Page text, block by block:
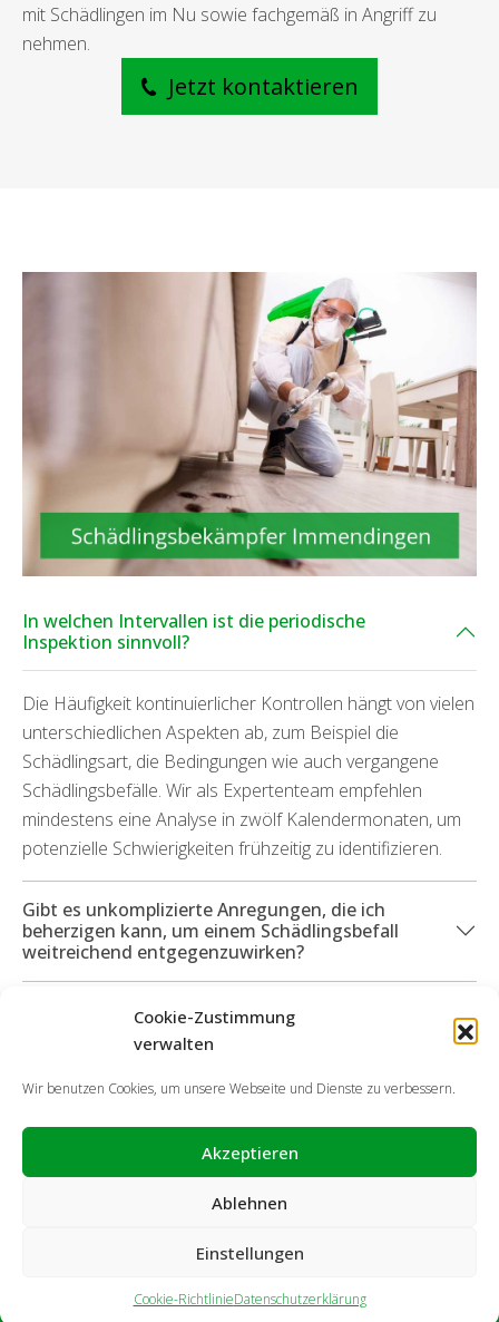
Cookie-Zustimmung
verwalten
Wir benutzen Cookies, um unsere Webseite und Dienste zu verbessern.
Akzeptieren
Ablehnen
Einstellungen
Cookie-RichtlinieDatenschutzerklärung
mit Schädlingen im Nu sowie fachgemäß in Angriff zu
nehmen.
Jetzt kontaktieren
In welchen Intervallen ist die periodische
Inspektion sinnvoll?
Die Häufigkeit kontinuierlicher Kontrollen hängt von vielen
unterschiedlichen Aspekten ab, zum Beispiel die
Schädlingsart, die Bedingungen wie auch vergangene
Schädlingsbefälle. Wir als Expertenteam empfehlen
mindestens eine Analyse in zwölf Kalendermonaten, um
potenzielle Schwierigkeiten frühzeitig zu identifizieren.
Gibt es unkomplizierte Anregungen, die ich
beherzigen kann, um einem Schädlingsbefall
weitreichend entgegenzuwirken?
Können Sie mich darüber hinaus bei durch
Insekten entstandenen Beschädigungen
unterstützen?
Haftungsausschluss